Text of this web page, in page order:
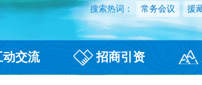
搜索热词： 常务会议 援
动交流 招商引资